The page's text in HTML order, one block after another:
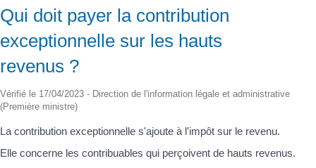
Qui doit payer la contribution
exceptionnelle sur les hauts
revenus ?
Vérifié le 17/04/2023 - Direction de l'information légale et administrative
(Première ministre)
La contribution exceptionnelle s'ajoute à l'impôt sur le revenu.
Elle concerne les contribuables qui perçoivent de hauts revenus.